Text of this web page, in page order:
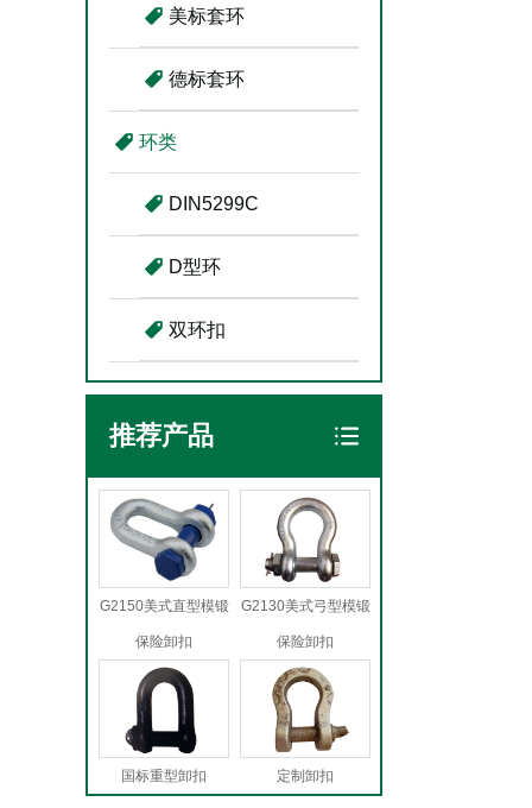
美标套环
德标套环
环类
DIN5299C
D型环
双环扣
推荐产品
G2150美式直型模锻
保险卸扣
G2130美式弓型模锻
保险卸扣
国标重型卸扣 定制卸扣